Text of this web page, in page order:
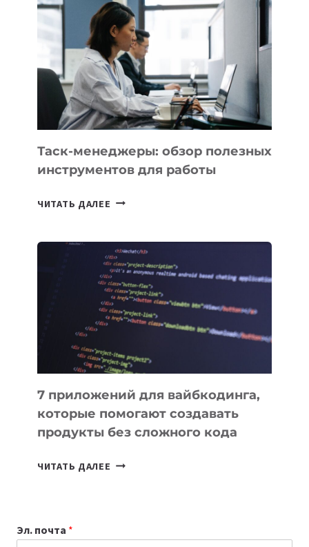
БИЗНЕСА:
КАКИЕ
3
ЗАДАЧИ
ЕМУ
МОЖНО
ПОРУЧИТЬ
УЖЕ
Таск-менеджеры: обзор полезных
инструментов для работы
ЧИТАТЬ ДАЛЕЕ ТАСК-
ПОЛЕЗНЫХ
ИНСТРУМЕНТОВ
ДЛЯ
РАБОТЫ
7 приложений для вайбкодинга,
которые помогают создавать
продукты без сложного кода
ЧИТАТЬ ДАЛЕЕ 7
Эл. почта *